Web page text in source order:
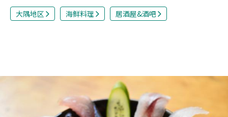
大隅地区 海鲜料理 居酒屋&酒吧